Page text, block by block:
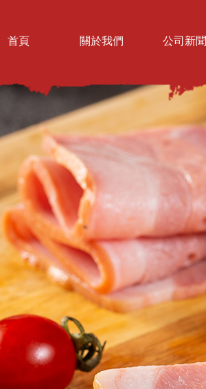
首頁 關於我們 公司新聞